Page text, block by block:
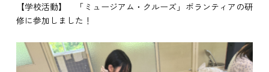
【学校活動】 「ミュージアム・クルーズ」ボランティアの研
修に参加しました！